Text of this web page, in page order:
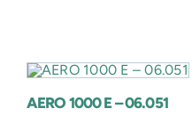
AERO 1000 E – 06.051